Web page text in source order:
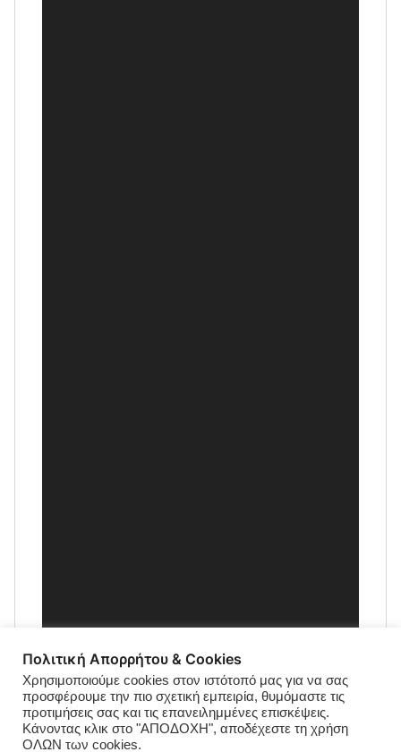
Πολιτική Απορρήτου & Cookies
Χρησιμοποιούμε cookies στον ιστότοπό μας για να σας
προσφέρουμε την πιο σχετική εμπειρία, θυμόμαστε τις
προτιμήσεις σας και τις επανειλημμένες επισκέψεις.
Κάνοντας κλικ στο "ΑΠΟΔΟΧΗ", αποδέχεστε τη χρήση
ΟΛΩΝ των cookies.